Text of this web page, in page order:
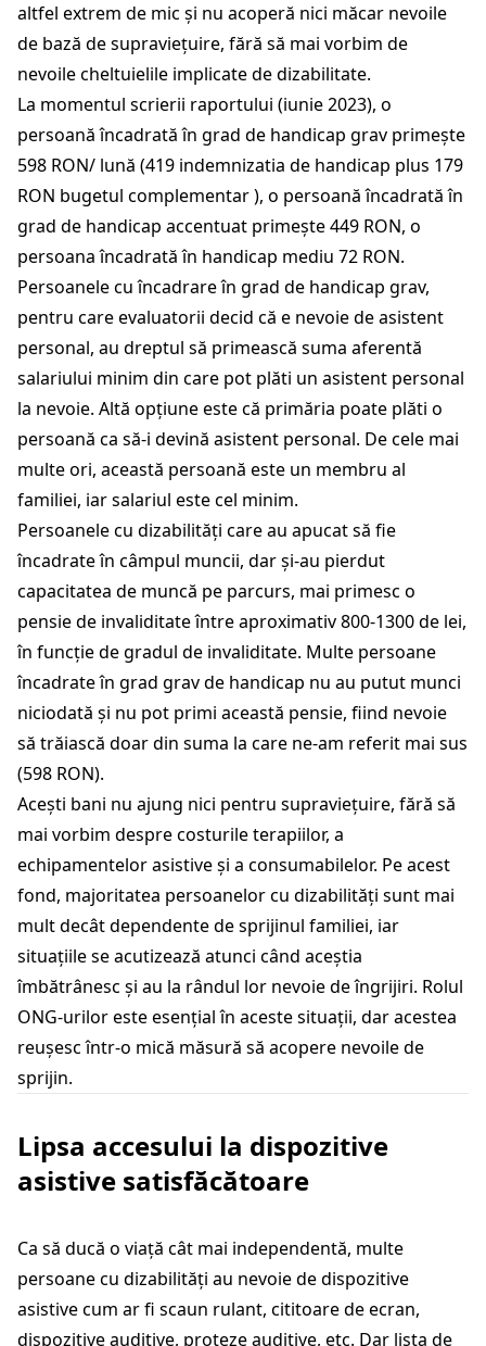
altfel extrem de mic și nu acoperă nici măcar nevoile
de bază de supraviețuire, fără să mai vorbim de
nevoile cheltuielile implicate de dizabilitate.
La momentul scrierii raportului (iunie 2023), o
persoană încadrată în grad de handicap grav primește
598 RON/ lună (419 indemnizatia de handicap plus 179
RON bugetul complementar ), o persoană încadrată în
grad de handicap accentuat primește 449 RON, o
persoana încadrată în handicap mediu 72 RON.
Persoanele cu încadrare în grad de handicap grav,
pentru care evaluatorii decid că e nevoie de asistent
personal, au dreptul să primească suma aferentă
salariului minim din care pot plăti un asistent personal
la nevoie. Altă opțiune este că primăria poate plăti o
persoană ca să-i devină asistent personal. De cele mai
multe ori, această persoană este un membru al
familiei, iar salariul este cel minim.
Persoanele cu dizabilități care au apucat să fie
încadrate în câmpul muncii, dar și-au pierdut
capacitatea de muncă pe parcurs, mai primesc o
pensie de invaliditate între aproximativ 800-1300 de lei,
în funcție de gradul de invaliditate. Multe persoane
încadrate în grad grav de handicap nu au putut munci
niciodată și nu pot primi această pensie, fiind nevoie
să trăiască doar din suma la care ne-am referit mai sus
(598 RON).
Acești bani nu ajung nici pentru supraviețuire, fără să
mai vorbim despre costurile terapiilor, a
echipamentelor asistive și a consumabilelor. Pe acest
fond, majoritatea persoanelor cu dizabilități sunt mai
mult decât dependente de sprijinul familiei, iar
situațiile se acutizează atunci când aceștia
îmbătrânesc și au la rândul lor nevoie de îngrijiri. Rolul
ONG-urilor este esențial în aceste situații, dar acestea
reușesc într-o mică măsură să acopere nevoile de
sprijin.
Lipsa accesului la dispozitive
asistive satisfăcătoare
Ca să ducă o viață cât mai independentă, multe
persoane cu dizabilități au nevoie de dispozitive
asistive cum ar fi scaun rulant, cititoare de ecran,
dispozitive auditive, proteze auditive, etc. Dar lista de